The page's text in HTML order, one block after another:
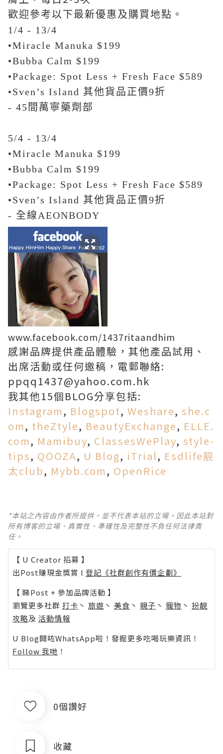
歡迎參考以下最新優惠及購買地點。
1/4 - 13/4
•Miracle Manuka $199
•Bubba Calm $199
•Package: Spot Less + Fresh Face $589
•Sven’s Island 其他貨品正價9折
- 45間萬寧藥劑部
5/4 - 13/4
•Miracle Manuka $199
•Bubba Calm $199
•Package: Spot Less + Fresh Face $589
•Sven’s Island 其他貨品正價9折
- 全線AEONBODY
www.facebook.com/1437ritaandhim
感謝品牌提供產品體驗，其他產品試用、
出席活動或任何邀稿，電郵聯絡:
ppqq1437@yahoo.com.hk
我其他15個BLOG分享包括:
Instagram, Blogspot, Weshare, she.c
om, theZtyle, BeautyExchange, ELLE.
com, Mamibuy, ClassesWePlay, style-
tips, QOOZA, U Blog, iTrial, Esdlife靚
太club, Mybb.com, OpenRice
*本站之內容由作者所提供，並不代表本站的立場。因此本站對
所有博客的立場、真實性、準確性及完整性不負任何法律責
任。
【 U Creator 招募 】
出Post賺現金獎賞 l 登記《社群創作有價企劃》
【 睇Post + 參加品牌活動 】
瀏覽更多社群 打卡 丶 旅遊 丶 美食 丶 親子 丶 寵物 丶 扮靚
攻略及 活動情報
U Blog開咗WhatsApp啦！發掘更多吃喝玩樂資訊！
Follow 我哋 ！
0個讚好
收藏